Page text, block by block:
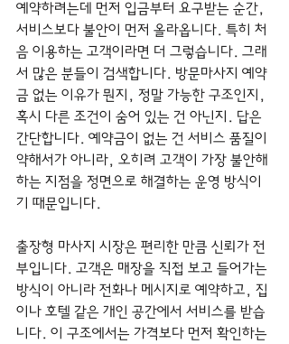
예약하려는데 먼저 입금부터 요구받는 순간,
서비스보다 불안이 먼저 올라옵니다. 특히 처
음 이용하는 고객이라면 더 그렇습니다. 그래
서 많은 분들이 검색합니다. 방문마사지 예약
금 없는 이유가 뭔지, 정말 가능한 구조인지,
혹시 다른 조건이 숨어 있는 건 아닌지. 답은
간단합니다. 예약금이 없는 건 서비스 품질이
약해서가 아니라, 오히려 고객이 가장 불안해
하는 지점을 정면으로 해결하는 운영 방식이
기 때문입니다.
출장형 마사지 시장은 편리한 만큼 신뢰가 전
부입니다. 고객은 매장을 직접 보고 들어가는
방식이 아니라 전화나 메시지로 예약하고, 집
이나 호텔 같은 개인 공간에서 서비스를 받습
니다. 이 구조에서는 가격보다 먼저 확인하는